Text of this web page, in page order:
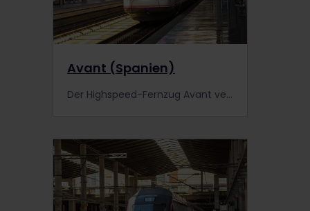
Avant (Spanien)
Der Highspeed-Fernzug Avant verbindet die spanische Hauptstadt Madrid mit Städten im Süden des Landes. Informiere dich genauer.